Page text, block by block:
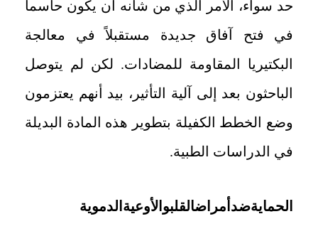
حد سواء، الأمر الذي من شأنه أن يكون حاسماً
في فتح آفاق جديدة مستقبلاً في معالجة
البكتيريا المقاومة للمضادات. لكن لم يتوصل
الباحثون بعد إلى آلية التأثير، بيد أنهم يعتزمون
وضع الخطط الكفيلة بتطوير هذه المادة البديلة
في الدراسات الطبية.
الحمايةضد أمراضالقلبوالأوعية الدموية